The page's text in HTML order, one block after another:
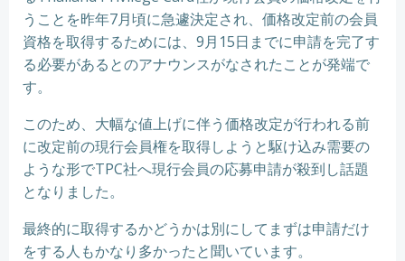
うことを昨年7月頃に急遽決定され、価格改定前の会員
資格を取得するためには、9月15日までに申請を完了す
る必要があるとのアナウンスがなされたことが発端で
す。
このため、大幅な値上げに伴う価格改定が行われる前
に改定前の現行会員権を取得しようと駆け込み需要の
ような形でTPC社へ現行会員の応募申請が殺到し話題
となりました。
最終的に取得するかどうかは別にしてまずは申請だけ
をする人もかなり多かったと聞いています。